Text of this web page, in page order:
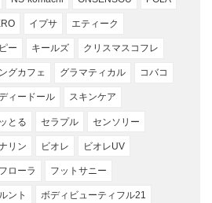
イプサ エティーク
ー キールズ クリスマスコフレ
グカフェ グラマティカル コバコ
ィードール スキンケア
とる セラプル センソリー
リン ビオレ ビオレUV
ローラ フットサニー
ント ボディビューティフル21